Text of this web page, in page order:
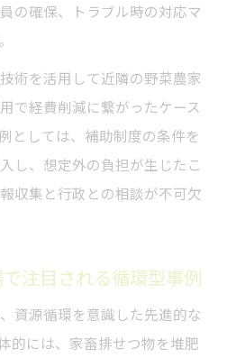
の確保、トラブル時の対応マ
術を活用して近隣の野菜農家
で経費削減に繋がったケース
としては、補助制度の条件を
し、想定外の負担が生じたこ
収集と行政との相談が不可欠
注目される循環型事例
資源循環を意識した先進的な
的には、家畜排せつ物を堆肥